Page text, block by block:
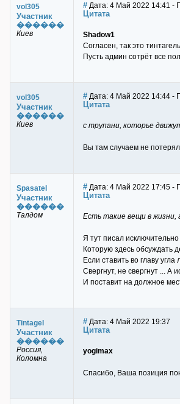
vol305
Участник
������
Киев
# Дата: 4 Май 2022 14:41 -
Цитата
Shadow1
Согласен, так это
Пусть админ сотрёт все
vol305
Участник
������
Киев
# Дата: 4 Май 2022 14:44 -
Цитата
с трупани, которье
Вы там случаем не
Spasatel
Участник
������
Талдом
# Дата: 4 Май 2022 17:45 -
Цитата
Есть такие вещи в жизни,
Я тут писал
Которую здесь обсуждать
Если ставить во главу
Свергнут, не свергнут ... А
И поставит на должное
Tintagel
Участник
������
Россия,
Коломна
# Дата: 4 Май 2022 19:37
Цитата
yogimax
Спасибо, Ваша позиция